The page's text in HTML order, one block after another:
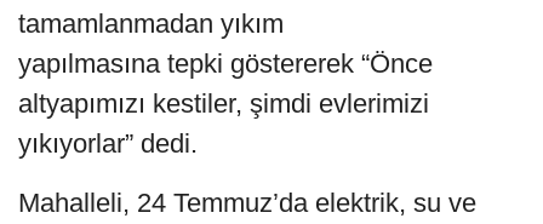
tamamlanmadan yıkım
yapılmasına tepki göstererek “Önce
altyapımızı kestiler, şimdi evlerimizi
yıkıyorlar” dedi.
Mahalleli, 24 Temmuz’da elektrik, su ve